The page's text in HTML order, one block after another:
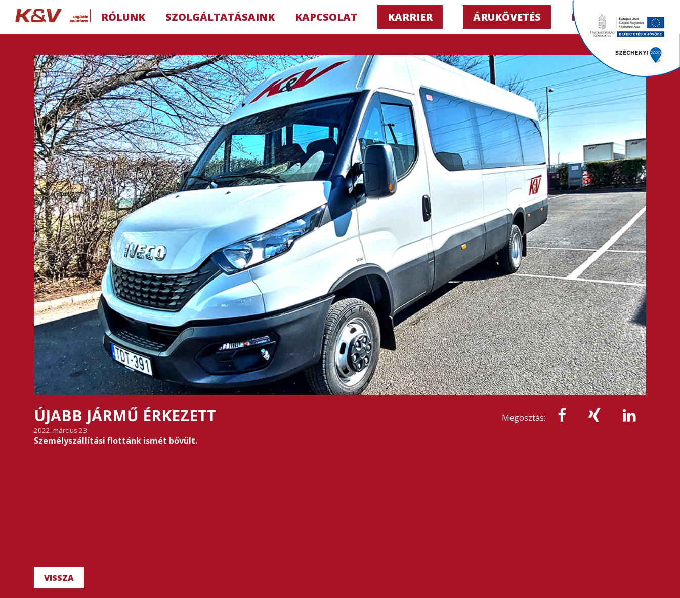
RÓLUNK SZOLGÁLTATÁSAINK KAPCSOLAT KARRIER ÁRUKÖVETÉS HU ▼
Megosztás:
ÚJABB JÁRMŰ ÉRKEZETT
2022. március 23.
Személyszállítási flottánk ismét bővült.
VISSZA